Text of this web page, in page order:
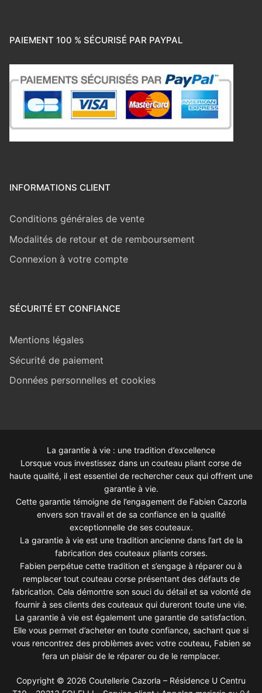
PAIEMENT 100 % SÉCURISÉ PAR PAYPAL
INFORMATIONS CLIENT
Conditions générales de vente
Modalités de retour et de remboursement
Connexion à votre compte
SÉCURITÉ ET CONFIANCE
Mentions légales
Sécurité de paiement
Données personnelles et cookies
La garantie à vie : une tradition d’excellence
Lorsque vous investissez dans un couteau pliant corse de
haute qualité, il est essentiel de rechercher ceux qui offrent une
garantie à vie.
Cette garantie témoigne de l’engagement de Fabien Cazorla
envers son travail et de sa confiance en la qualité
exceptionnelle de ses couteaux.
La garantie à vie est une tradition ancienne dans l’art de la
fabrication des couteaux pliants corses.
Fabien perpétue cette tradition et s’engage à réparer ou à
remplacer tout couteau corse présentant des défauts de
fabrication. Cela démontre son souci du détail et sa volonté de
fournir à ses clients des couteaux qui dureront toute une vie.
La garantie à vie est également une garantie de satisfaction.
Elle vous permet d’acheter en toute confiance, sachant que si
vous rencontrez des problèmes avec votre couteau, Fabien se
fera un plaisir de le réparer ou de le remplacer.
Copyright © 2026 Coutellerie Cazorla – Résidence U Centru